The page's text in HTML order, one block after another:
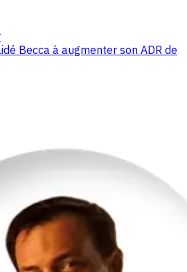
Becca à augmenter son ADR de